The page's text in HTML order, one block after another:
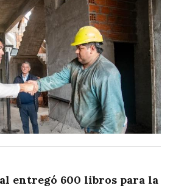
entregó 600 libros para la